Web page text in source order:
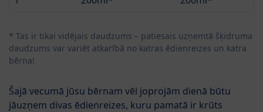
* Tas ir tikai vidējais daudzums – patiesais uzņemtā šķidruma
daudzums var variēt atkarībā no katras ēdienreizes un katra
bērna!
Šajā vecumā jūsu bērnam vēl joprojām dienā būtu
jāuzņem divas ēdienreizes, kuru pamatā ir krūts